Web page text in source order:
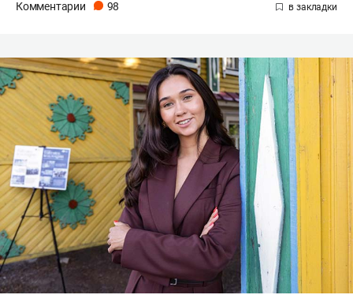
Комментарии 98